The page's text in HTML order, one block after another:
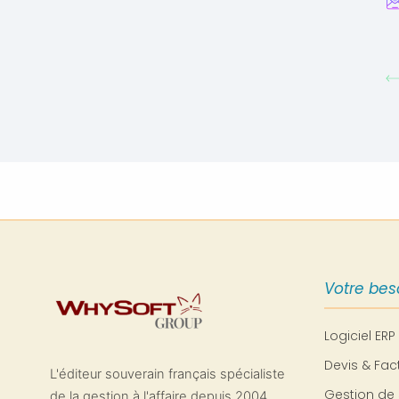
L'éditeur souverain français spécialiste
Votre
Logiciel
Devis &
Gestion de